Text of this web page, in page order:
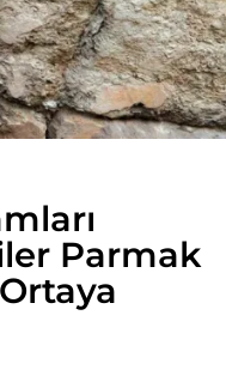
Parmak